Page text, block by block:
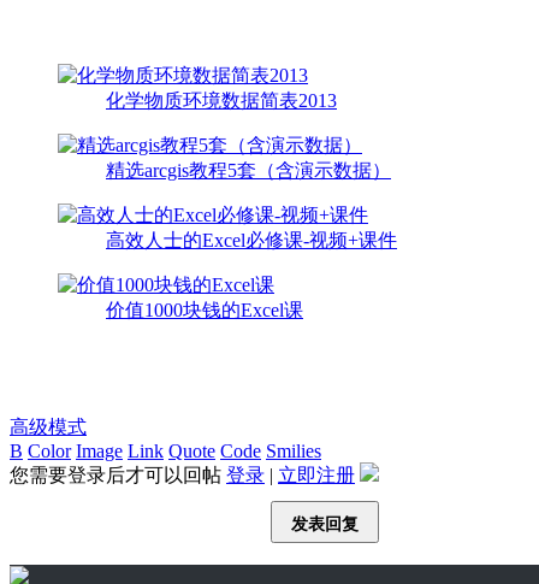
化学物质环境数据简表2013
精选arcgis教程5套（含演示数据）
高效人士的Excel必修课-视频+课件
价值1000块钱的Excel课
高级模式
B Color Image Link Quote Code Smilies
您需要登录后才可以回帖 登录 | 立即注册
发表回复